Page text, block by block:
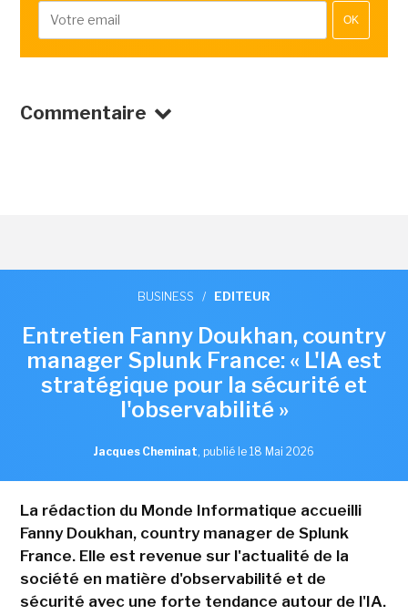
OK
Commentaire
BUSINESS / EDITEUR
Entretien Fanny Doukhan, country
manager Splunk France: « L'IA est
stratégique pour la sécurité et
l'observabilité »
Jacques Cheminat, publié le 18 Mai 2026
La rédaction du Monde Informatique accueilli
Fanny Doukhan, country manager de Splunk
France. Elle est revenue sur l'actualité de la
société en matière d'observabilité et de
sécurité avec une forte tendance autour de l'IA.